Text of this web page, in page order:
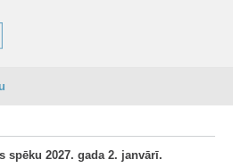
spēku 2027. gada 2. janvārī.